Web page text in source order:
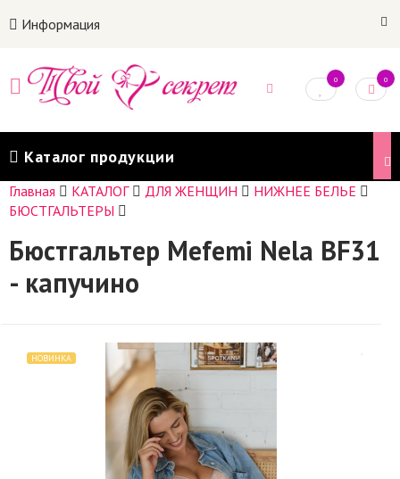
Информация
0 0
Каталог продукции
Главная КАТАЛОГ ДЛЯ ЖЕНЩИН
НИЖНЕЕ БЕЛЬЕ
БЮСТГАЛЬТЕРЫ
Бюстгальтер Mefemi Nela BF31
- капучино
НОВИНКА